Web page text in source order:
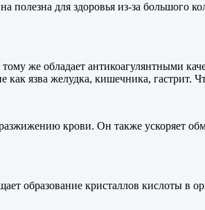
для здоровья из-за большого
же обладает антикоагулянтными
язва желудка, кишечника, гастрит.
крови. Он также ускоряет
образование кристаллов кислоты в